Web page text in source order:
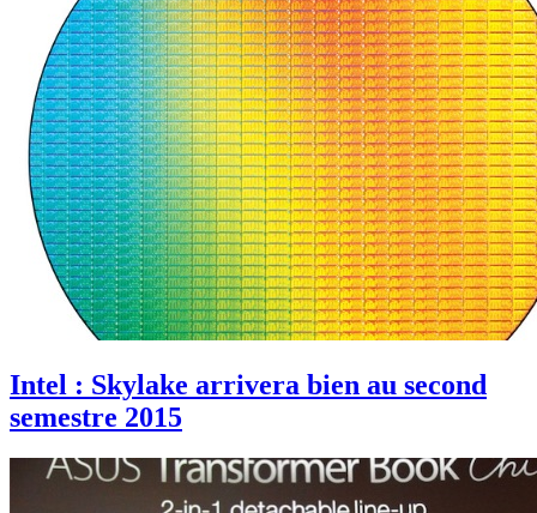
Intel : Skylake arrivera bien au second
semestre 2015